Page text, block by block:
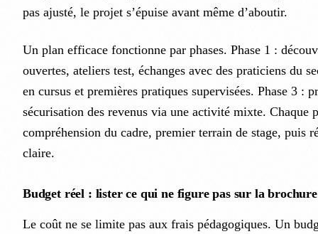
pas ajusté, le projet s’épuise avant même d’aboutir.
Un plan efficace fonctionne par phases. Phase 1 :
ouvertes, ateliers test, échanges avec des praticiens du
en cursus et premières pratiques supervisées. Phase 3 :
sécurisation des revenus via une activité mixte. Chaque
compréhension du cadre, premier terrain de stage, puis
claire.
Budget réel : lister ce qui ne figure pas sur la brochure
Le coût ne se limite pas aux frais pédagogiques. Un